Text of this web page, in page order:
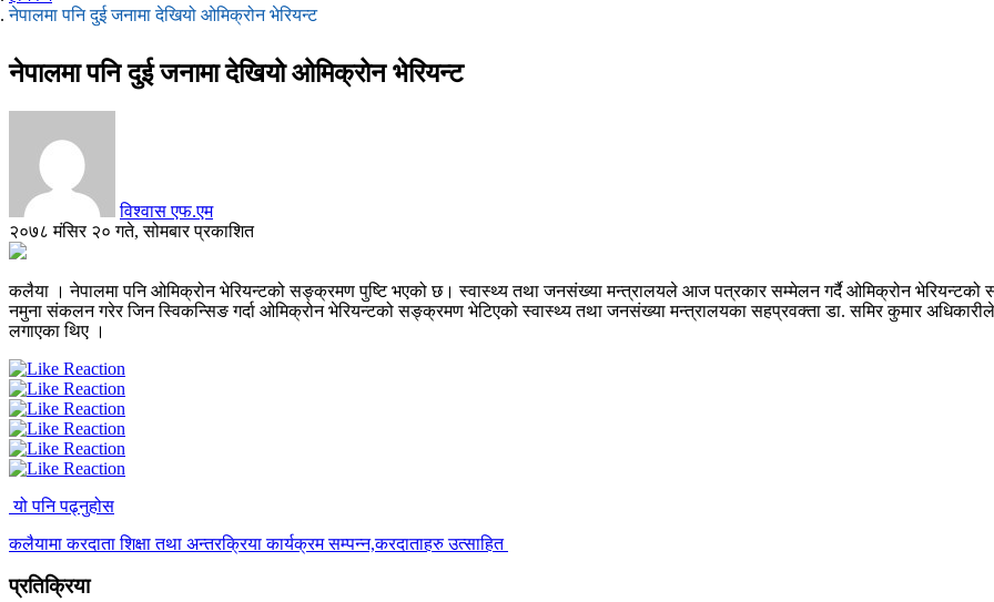
नेपालमा पनि दुई जनामा देखियो ओमिक्रोन भेरियन्ट
नेपालमा पनि दुई जनामा देखियो ओमिक्रोन भेरियन्ट
विश्वास एफ.एम
२०७८ मंसिर २० गते, सोमबार प्रकाशित
कलैया । नेपालमा पनि ओमिक्रोन भेरियन्टको सङ्क्रमण पुष्टि भएको छ। स्वास्थ्य तथा जनसंख्या मन्त्रालयले आज पत्रकार सम्मेलन गर्दै ओमिक्रोन भेरियन्टको
नमुना संकलन गरेर जिन स्विकन्सिङ गर्दा ओमिक्रोन ​भेरियन्टको सङ्क्रमण भेटिएको स्वास्थ्य तथा जनसंख्या मन्त्रालयका सहप्रवक्ता डा. समिर कुमार अधिकारीले
लगाएका थिए ।
यो पनि पढ्नुहोस
कलैयामा करदाता शिक्षा तथा अन्तरक्रिया कार्यक्रम सम्पन्न,करदाताहरु उत्साहित
प्रतिक्रिया